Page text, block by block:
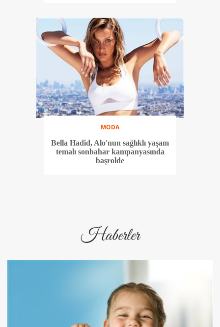
MODA
Bella Hadid, Alo'nun sağlıklı yaşam
temalı sonbahar kampanyasında
başrolde
Haberler